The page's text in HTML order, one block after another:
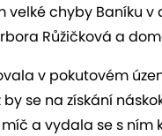
chyby Baníku v
Růžičková a
v pokutovém
se na získání
a vydala se s ním